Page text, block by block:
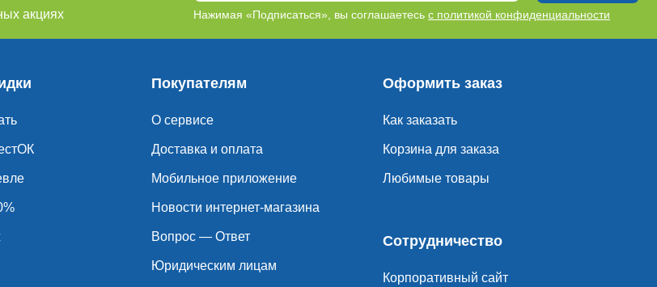
акциях Нажимая «Подписаться», вы соглашаетесь с политикой конфиденциальности
Покупателям
О сервисе
Доставка и оплата
Мобильное приложение
Новости интернет-магазина
Вопрос — Ответ
Юридическим лицам
Оформить заказ
Как заказать
Корзина для заказа
Любимые товары
Сотрудничество
Корпоративный сайт